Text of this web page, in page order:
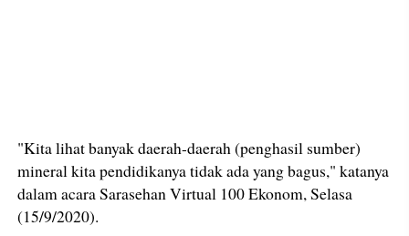
"Kita lihat banyak daerah-daerah (penghasil sumber)
mineral kita pendidikanya tidak ada yang bagus," katanya
dalam acara Sarasehan Virtual 100 Ekonom, Selasa
(15/9/2020).